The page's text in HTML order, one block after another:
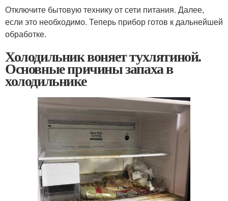
Отключите бытовую технику от сети питания. Далее,
если это необходимо. Теперь прибор готов к дальнейшей
обработке.
Холодильник воняет тухлятиной.
Основные причины запаха в
холодильнике